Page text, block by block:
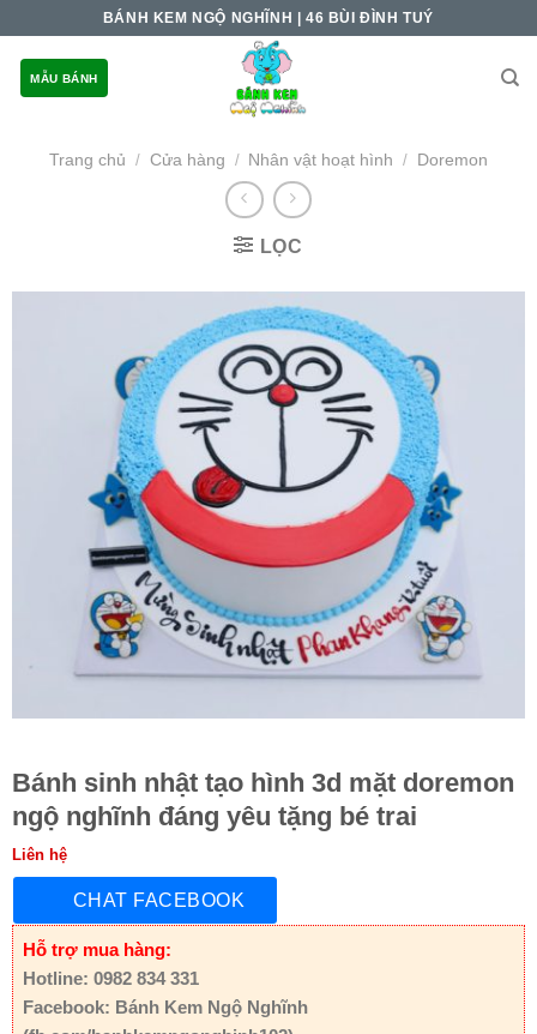
content
BÁNH KEM NGỘ NGHĨNH | 46 BÙI ĐÌNH TUÝ
MẪU BÁNH
Trang chủ / Cửa hàng / Nhân vật hoạt hình / Doremon
LỌC
Bánh sinh nhật tạo hình 3d mặt doremon
ngộ nghĩnh đáng yêu tặng bé trai
Liên hệ
CHAT FACEBOOK
Hỗ trợ mua hàng:
Hotline: 0982 834 331
Facebook: Bánh Kem Ngộ Nghĩnh